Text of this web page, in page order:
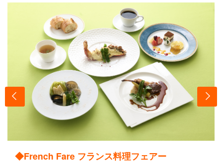
◆French Fare フランス料理フェアー